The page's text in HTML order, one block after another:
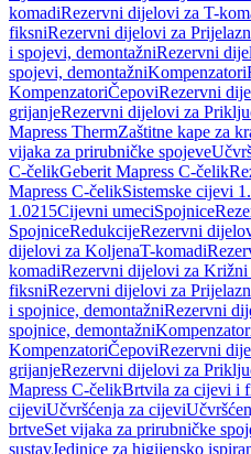
komadiRezervni dijelovi za T-
fiksniRezervni dijelovi za
i spojevi, demontažniRezervni
spojevi, demontažniKompenzatori
KompenzatoriČepoviRezervni
grijanjeRezervni dijelovi za
Mapress ThermZaštitne kape za
vijaka za prirubničke spojeve
C-čelikGeberit Mapress C-čelik
Mapress C-čelikSistemske cijevi
1.0215Cijevni umeciSpojnice
SpojniceRedukcijeRezervni
dijelovi za KoljenaT-komadi
komadiRezervni dijelovi za Križni
fiksniRezervni dijelovi za
i spojnice, demontažniRezervni
spojnice, demontažni
KompenzatoriČepoviRezervni
grijanjeRezervni dijelovi za
Mapress C-čelikBrtvila za cijevi i
cijeviUčvršćenja za cijevi
brtveSet vijaka za prirubničke
sustavJedinice za higijensko